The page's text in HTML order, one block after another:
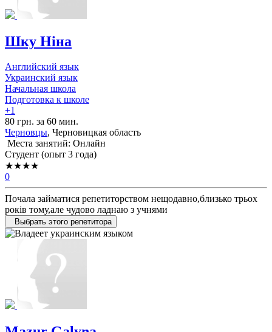
Шку Ніна
Английский язык
Украинский язык
Начальная школа
Подготовка к школе
+1
80 грн. за 60 мин.
Черновцы, Черновицкая область
Места занятий: Онлайн
Cтудент (опыт 3 года)
★★★★
0
Почала займатися репетиторством нещодавно,близько трьох
років тому,але чудово ладнаю з учнями
Выбрать этого репетитора